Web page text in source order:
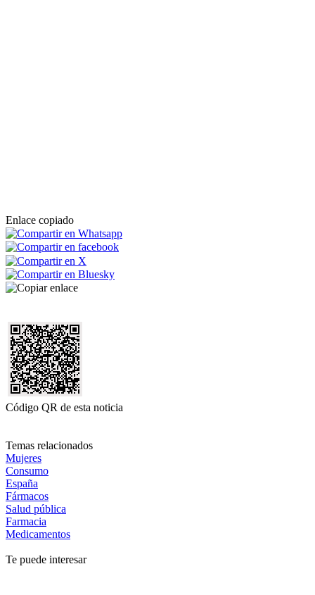
Enlace copiado
Código QR de esta noticia
Temas relacionados
Mujeres
Consumo
España
Fármacos
Salud pública
Farmacia
Medicamentos
Te puede interesar